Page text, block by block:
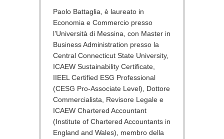
Paolo Battaglia, è laureato in
Economia e Commercio presso
l’Università di Messina, con Master in
Business Administration presso la
Central Connecticut State University,
ICAEW Sustainability Certificate,
IIEEL Certified ESG Professional
(CESG Pro-Associate Level), Dottore
Commercialista, Revisore Legale e
ICAEW Chartered Accountant
(Institute of Chartered Accountants in
England and Wales), membro della